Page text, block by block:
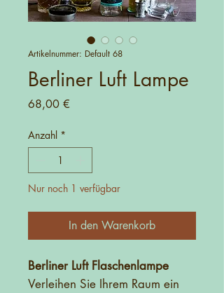
Artikelnummer: Default 68
Berliner Luft Lampe
68,00 €
Anzahl *
Nur noch 1 verfügbar
In den Warenkorb
Berliner Luft Flaschenlampe
Verleihen Sie Ihrem Raum ein